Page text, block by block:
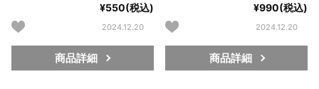
¥550(税込)
2024.12.20
商品詳細
¥990(税込)
2024.12.20
商品詳細